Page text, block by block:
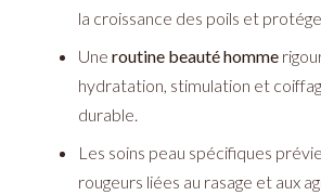
la croissance des poils et
Une routine beauté homme
hydratation, stimulation et
durable.
Les soins peau spécifiques
rougeurs liées au rasage et aux